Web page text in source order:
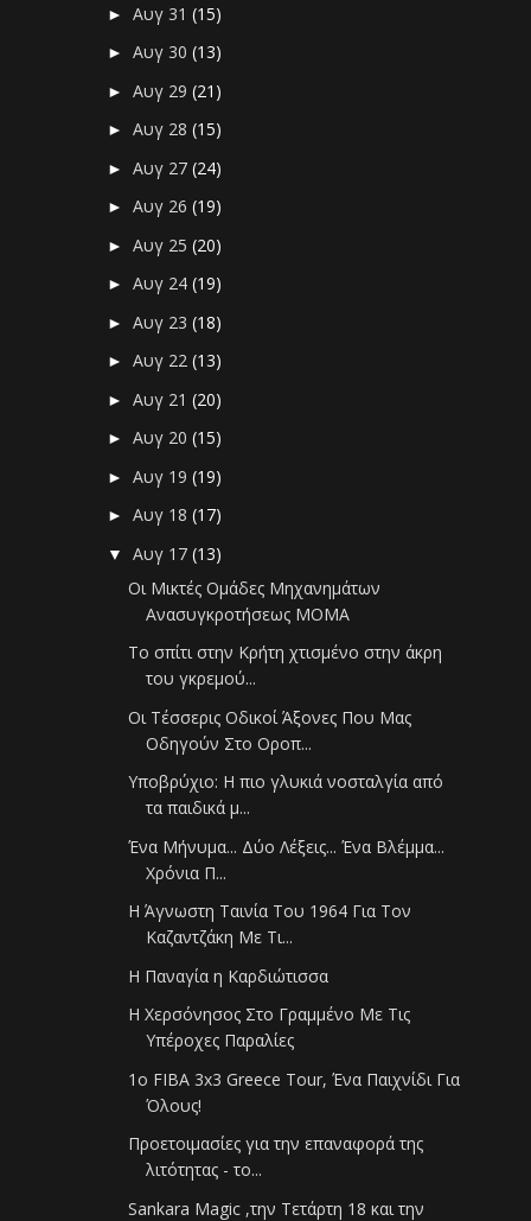
►Αυγ 31(15)
►Αυγ 30(13)
►Αυγ 29(21)
►Αυγ 28(15)
►Αυγ 27(24)
►Αυγ 26(19)
►Αυγ 25(20)
►Αυγ 24(19)
►Αυγ 23(18)
►Αυγ 22(13)
►Αυγ 21(20)
►Αυγ 20(15)
►Αυγ 19(19)
►Αυγ 18(17)
▼Αυγ 17(13)
Οι Μικτές Ομάδες Μηχανημάτων
Ανασυγκροτήσεως ΜΟΜΑ
Το σπίτι στην Κρήτη χτισμένο στην άκρη
του γκρεμού...
Οι Τέσσερις Οδικοί Άξονες Που Μας
Οδηγούν Στο Οροπ...
Υποβρύχιο: Η πιο γλυκιά νοσταλγία από
τα παιδικά μ...
Ένα Μήνυμα... Δύο Λέξεις... Ένα Βλέμμα...
Χρόνια Π...
Η Άγνωστη Ταινία Του 1964 Για Τον
Καζαντζάκη Με Τι...
Η Παναγία η Καρδιώτισσα
Η Χερσόνησος Στο Γραμμένο Με Τις
Υπέροχες Παραλίες
1ο FIBA 3x3 Greece Tour, Ένα Παιχνίδι Για
Όλους!
Προετοιμασίες για την επαναφορά της
λιτότητας - το...
Sankara Magic ,την Τετάρτη 18 και την